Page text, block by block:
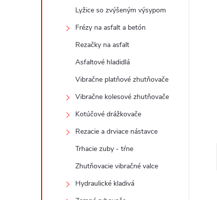
Lyžice so zvýšeným výsypom
Frézy na asfalt a betón
Rezačky na asfalt
Asfaltové hladidlá
Vibračne platňové zhutňovače
Vibračne kolesové zhutňovače
Kotúčové drážkovače
Rezacie a drviace nástavce
Trhacie zuby - tŕne
Zhutňovacie vibračné valce
Hydraulické kladivá